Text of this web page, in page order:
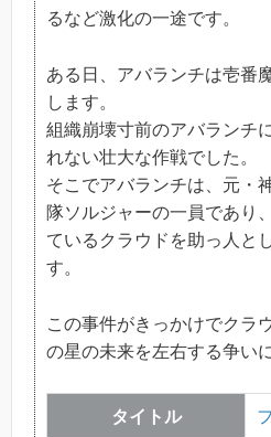
るなど激化の一途です。
ある日、アバランチは壱番
します。
組織崩壊寸前のアバランチ
れない壮大な作戦でした。
そこでアバランチは、元・
隊ソルジャーの一員であり
ているクラウドを助っ人と
す。
この事件がきっかけでクラ
の星の未来を左右する争い
タイトル